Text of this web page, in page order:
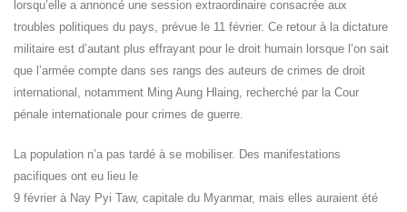
lorsqu’elle a annoncé une session extraordinaire consacrée aux
troubles politiques du pays, prévue le 11 février. Ce retour à la dictature
militaire est d’autant plus effrayant pour le droit humain lorsque l’on sait
que l’armée compte dans ses rangs des auteurs de crimes de droit
international, notamment Ming Aung Hlaing, recherché par la Cour
pénale internationale pour crimes de guerre.
La population n’a pas tardé à se mobiliser. Des manifestations
pacifiques ont eu lieu le
9 février à Nay Pyi Taw, capitale du Myanmar, mais elles auraient été